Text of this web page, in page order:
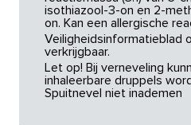
isothiazool-3-on en 2-
on. Kan een allergische
Veiligheidsinformatieblad
verkrijgbaar.
Let op! Bij verneveling
inhaleerbare druppels
Spuitnevel niet inademen